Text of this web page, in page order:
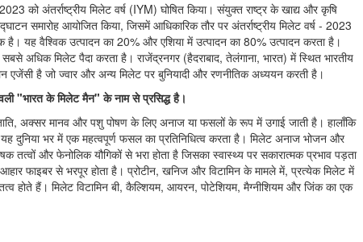
को अंतर्राष्ट्रीय मिलेट वर्ष (IYM) घोषित किया। संयुक्त राष्ट्र के खाद्य और कृषि
समारोह आयोजित किया, जिसमें आधिकारिक तौर पर अंतर्राष्ट्रीय मिलेट वर्ष - 2023
है। यह वैश्विक उत्पादन का 20% और एशिया में उत्पादन का 80% उत्पादन करता है।
अधिक मिलेट पैदा करता है। राजेंद्रनगर (हैदराबाद, तेलंगाना, भारत) में स्थित भारतीय
है जो ज्वार और अन्य मिलेट पर बुनियादी और रणनीतिक अध्ययन करती है।
"भारत के मिलेट मैन" के नाम से प्रसिद्ध है।
अक्सर मानव और पशु पोषण के लिए अनाज या फसलों के रूप में उगाई जाती है। हालाँकि
दुनिया भर में एक महत्वपूर्ण फसल का प्रतिनिधित्व करता है। मिलेट अनाज भोजन और
और फेनोलिक यौगिकों से भरा होता है जिसका स्वास्थ्य पर सकारात्मक प्रभाव पड़ता
फाइबर से भरपूर होता है। प्रोटीन, खनिज और विटामिन के मामले में, प्रत्येक मिलेट में
होते हैं। मिलेट विटामिन बी, कैल्शियम, आयरन, पोटेशियम, मैग्नीशियम और जिंक का एक